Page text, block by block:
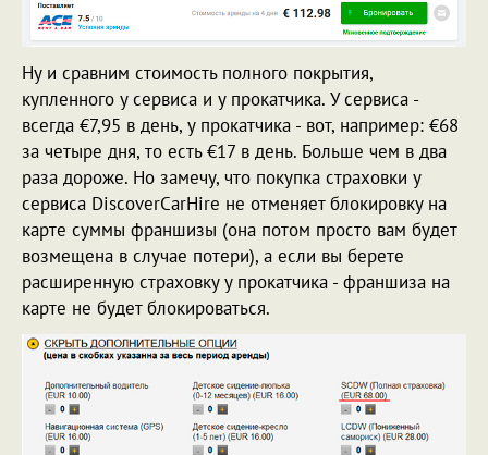
Ну и сравним стоимость полного покрытия,
купленного у сервиса и у прокатчика. У сервиса -
всегда €7,95 в день, у прокатчика - вот, например: €68
за четыре дня, то есть €17 в день. Больше чем в два
раза дороже. Но замечу, что покупка страховки у
сервиса DiscoverСarHire не отменяет блокировку на
карте суммы франшизы (она потом просто вам будет
возмещена в случае потери), а если вы берете
расширенную страховку у прокатчика - франшиза на
карте не будет блокироваться.